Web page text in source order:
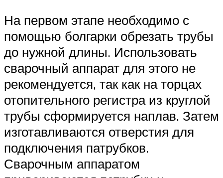
На первом этапе необходимо с
помощью болгарки обрезать трубы
до нужной длины. Использовать
сварочный аппарат для этого не
рекомендуется, так как на торцах
отопительного регистра из круглой
трубы сформируется наплав. Затем
изготавливаются отверстия для
подключения патрубков.
Сварочным аппаратом